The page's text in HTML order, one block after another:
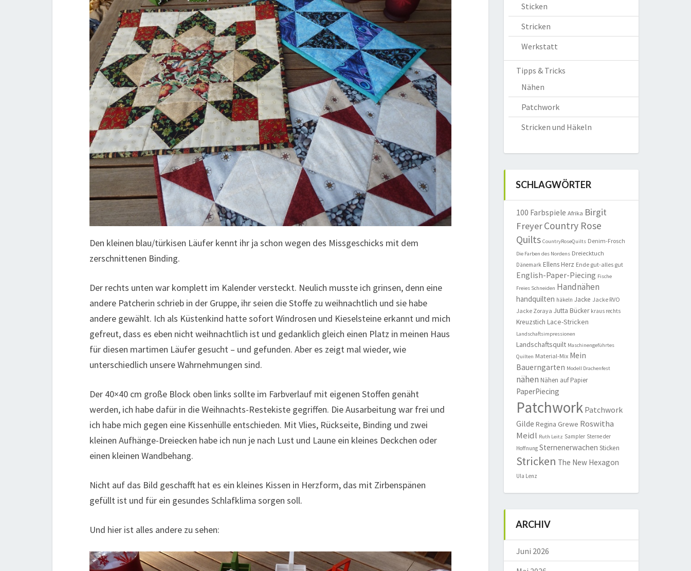
Den kleinen blau/türkisen Läufer kennt ihr ja schon wegen des Missgeschicks mit dem
zerschnittenen Binding.
Der rechts unten war komplett im Kalender versteckt. Neulich musste ich grinsen, denn eine
andere Patcherin schrieb in der Gruppe, ihr seien die Stoffe zu weihnachtlich und sie habe
andere gewählt. Ich als Küstenkind hatte sofort Windrosen und Kieselsteine erkannt und mich
gefreut, dass es eben nicht weihnachtlich ist und gedanklich gleich einen Platz in meinen Haus
für diesen martimen Läufer gesucht – und gefunden. Aber es zeigt mal wieder, wie
unterschiedlich unsere Wahrnehmungen sind.
Der 40×40 cm große Block oben links sollte im Farbverlauf mit eigenen Stoffen genäht
werden, ich habe dafür in die Weihnachts-Restekiste gegriffen. Die Ausarbeitung war frei und
ich habe mich gegen eine Kissenhülle entschieden. Mit Vlies, Rückseite, Binding und zwei
kleinen Aufhänge-Dreiecken habe ich nun je nach Lust und Laune ein kleines Deckchen oder
einen kleinen Wandbehang.
Nicht auf das Bild geschafft hat es ein kleines Kissen in Herzform, das mit Zirbenspänen
gefüllt ist und für ein gesundes Schlafklima sorgen soll.
Und hier ist alles andere zu sehen:
Sticken
Stricken
Werkstatt
Tipps & Tricks
Nähen
Patchwork
Stricken und Häkeln
SCHLAGWÖRTER
100 Farbspiele Afrika Birgit
FreyerCountry Rose
Quilts CountryRoseQuilts Denim-Frosch
Die Farben des Nordens Dreiecktuch
Dänemark Ellens Herz Ende gut-alles gut
English-Paper-Piecing Fische
Freies Schneiden Handnähen
handquilten häkeln Jacke Jacke RVO
Jacke Zoraya Jutta Bücker kraus rechts
Kreuzstich Lace-Stricken
Landschaftsimpressionen
Landschaftsquilt Maschinengeführtes
Quilten Material-Mix Mein
Bauerngarten Modell Drachenfest
nähen Nähen auf Papier
PaperPiecing
Patchwork Patchwork
Gilde Regina Grewe Roswitha
Meidl Ruth Leitz Sampler Sterne der
Hoffnung Sternenerwachen Sticken
Stricken The New Hexagon
Ula Lenz
ARCHIV
Juni 2026